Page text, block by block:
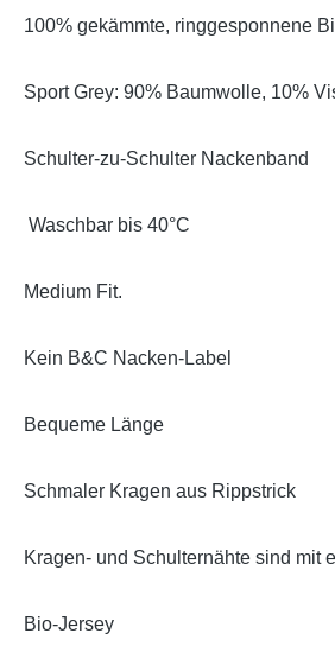
100% gekämmte, ringgesponnene
Sport Grey: 90% Baumwolle, 10%
Schulter-zu-Schulter Nackenband
Waschbar bis 40°C
Medium Fit.
Kein B&C Nacken-Label
Bequeme Länge
Schmaler Kragen aus Rippstrick
Kragen- und Schulternähte sind mit
Bio-Jersey